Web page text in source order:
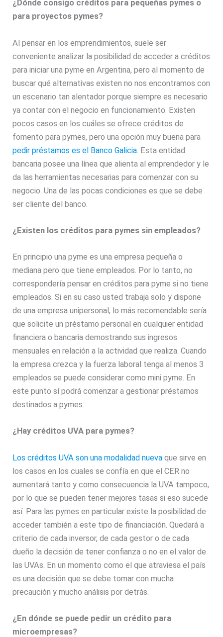
¿Dónde consigo créditos para pequeñas pymes o
para proyectos pymes?
Al pensar en los emprendimientos, suele ser
conveniente analizar la posibilidad de acceder a créditos
para iniciar una pyme en Argentina, pero al momento de
buscar qué alternativas existen no nos encontramos con
un escenario tan alentador porque siempre es necesario
ya contar con el negocio en funcionamiento. Existen
pocos casos en los cuáles se ofrece créditos de
fomento para pymes, pero una opción muy buena para
pedir préstamos es el Banco Galicia . Esta entidad
bancaria posee una línea que alienta al emprendedor y le
da las herramientas necesarias para comenzar con su
negocio. Una de las pocas condiciones es que se debe
ser cliente del banco.
¿Existen los créditos para pymes sin empleados?
En principio una pyme es una empresa pequeña o
mediana pero que tiene empleados. Por lo tanto, no
correspondería pensar en créditos para pyme si no tiene
empleados. Si en su caso usted trabaja solo y dispone
de una empresa unipersonal, lo más recomendable sería
que solicite un préstamo personal en cualquier entidad
financiera o bancaria demostrando sus ingresos
mensuales en relación a la actividad que realiza. Cuando
la empresa crezca y la fuerza laboral tenga al menos 3
empleados se puede considerar como mini pyme. En
este punto sí podrá comenzar a gestionar préstamos
destinados a pymes.
¿Hay créditos UVA para pymes?
Los créditos UVA son una modalidad nueva que sirve en
los casos en los cuales se confía en que el CER no
aumentará tanto y como consecuencia la UVA tampoco,
por lo que se pueden tener mejores tasas si eso sucede
así. Para las pymes en particular existe la posibilidad de
acceder también a este tipo de financiación. Quedará a
criterio de cada inversor, de cada gestor o de cada
dueño la decisión de tener confianza o no en el valor de
las UVAs. En un momento como el que atraviesa el país
es una decisión que se debe tomar con mucha
precaución y mucho análisis por detrás.
¿En dónde se puede pedir un crédito para
microempresas?